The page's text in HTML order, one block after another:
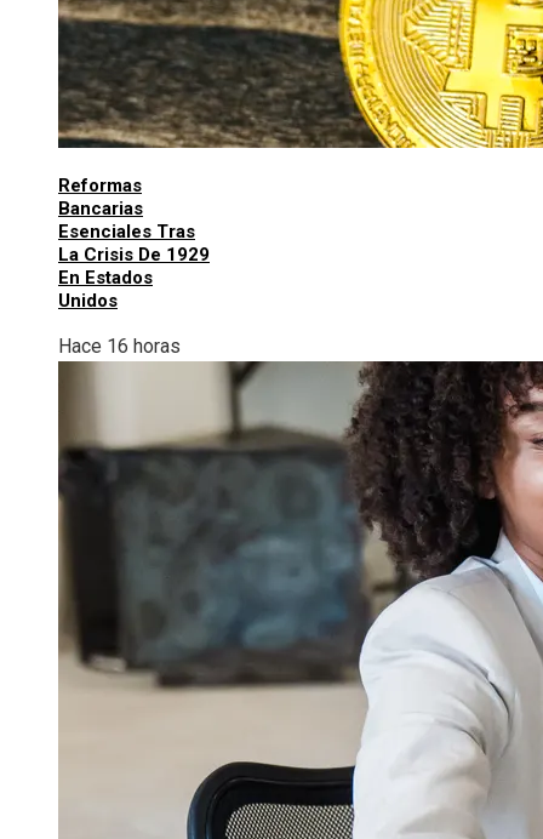
Reformas
Bancarias
Esenciales Tras
La Crisis De 1929
En Estados
Unidos
Hace 16 horas